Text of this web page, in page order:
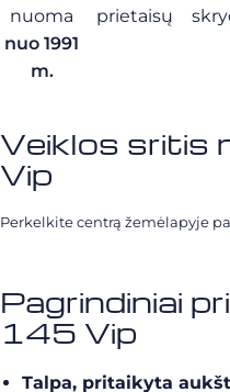
nuoma
nuo 1991
m.
prietaisų
Veiklos sritis
Vip
Perkelkite centrą žemėlapyje
Pagrindiniai
145 Vip
Talpa, pritaikyta